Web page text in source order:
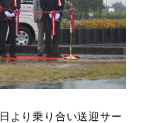
日より乗り合い送迎サー